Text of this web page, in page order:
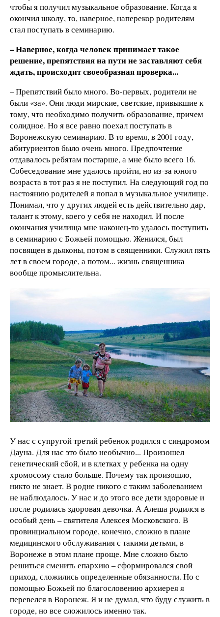
чтобы я получил музыкальное образование. Когда я
окончил школу, то, наверное, наперекор родителям
стал поступать в семинарию.
– Наверное, когда человек принимает такое
решение, препятствия на пути не заставляют себя
ждать, происходит своеобразная проверка...
– Препятствий было много. Во-первых, родители не
были «за». Они люди мирские, светские, привыкшие к
тому, что необходимо получить образование, причем
солидное. Но я все равно поехал поступать в
Воронежскую семинарию. В то время, в 2001 году,
абитуриентов было очень много. Предпочтение
отдавалось ребятам постарше, а мне было всего 16.
Собеседование мне удалось пройти, но из-за юного
возраста в тот раз я не поступил. На следующий год по
настоянию родителей я попал в музыкальное училище.
Понимал, что у других людей есть действительно дар,
талант к этому, коего у себя не находил. И после
окончания училища мне наконец-то удалось поступить
в семинарию с Божьей помощью. Женился, был
посвящен в дьяконы, потом в священники. Служил пять
лет в своем городе, а потом... жизнь священника
вообще промыслительна.
У нас с супругой третий ребенок родился с синдромом
Дауна. Для нас это было необычно... Произошел
генетический сбой, и в клетках у ребенка на одну
хромосому стало больше. Почему так произошло,
никто не знает. В родне никого с таким заболеванием
не наблюдалось. У нас и до этого все дети здоровые и
после родилась здоровая девочка. А Алеша родился в
особый день – святителя Алексея Московского. В
провинциальном городе, конечно, сложно в плане
медицинского обслуживания с такими детьми, в
Воронеже в этом плане проще. Мне сложно было
решиться сменить епархию – сформировался свой
приход, сложились определенные обязанности. Но с
помощью Божьей по благословению архиерея я
перевелся в Воронеж. Я и не думал, что буду служить в
городе, но все сложилось именно так.